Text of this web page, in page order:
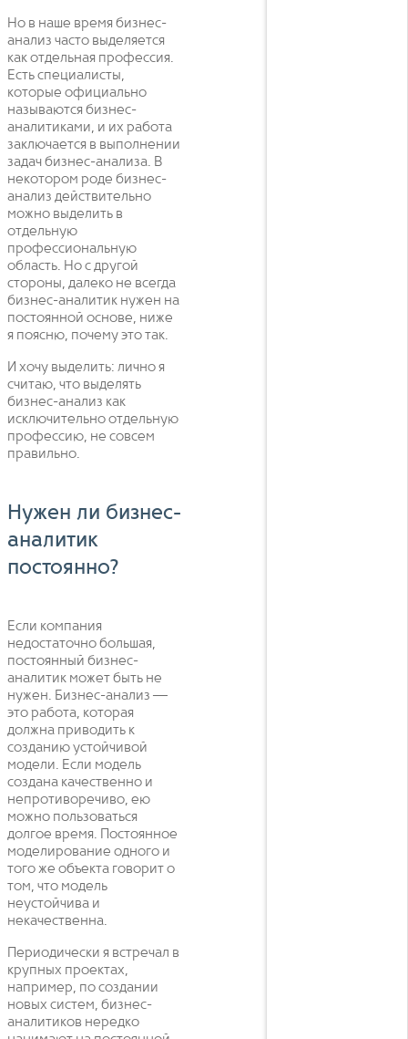
Но в наше время бизнес-
анализ часто выделяется
как отдельная профессия.
Есть специалисты,
которые официально
называются бизнес-
аналитиками, и их работа
заключается в выполнении
задач бизнес-анализа. В
некотором роде бизнес-
анализ действительно
можно выделить в
отдельную
профессиональную
область. Но с другой
стороны, далеко не всегда
бизнес-аналитик нужен на
постоянной основе, ниже
я поясню, почему это так.
И хочу выделить: лично я
считаю, что выделять
бизнес-анализ как
исключительно отдельную
профессию, не совсем
правильно.
Нужен ли бизнес-
аналитик
постоянно?
Если компания
недостаточно большая,
постоянный бизнес-
аналитик может быть не
нужен. Бизнес-анализ —
это работа, которая
должна приводить к
созданию устойчивой
модели. Если модель
создана качественно и
непротиворечиво, ею
можно пользоваться
долгое время. Постоянное
моделирование одного и
того же объекта говорит о
том, что модель
неустойчива и
некачественна.
Периодически я встречал в
крупных проектах,
например, по создании
новых систем, бизнес-
аналитиков нередко